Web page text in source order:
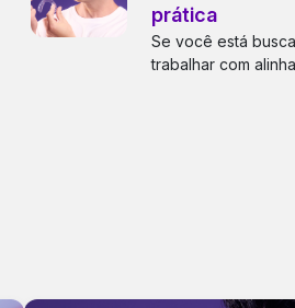
prática
Se você está
trabalhar com